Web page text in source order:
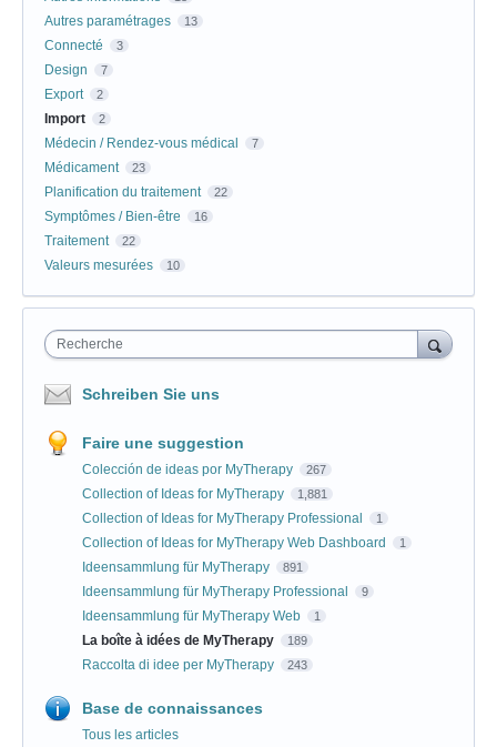
Autres paramétrages 13
Connecté 3
Design 7
Export 2
Import 2
Médecin / Rendez-vous médical 7
Médicament 23
Planification du traitement 22
Symptômes / Bien-être 16
Traitement 22
Valeurs mesurées 10
Recherche
Schreiben Sie uns
Faire une suggestion
Colección de ideas por MyTherapy 267
Collection of Ideas for MyTherapy 1,881
Collection of Ideas for MyTherapy Professional 1
Collection of Ideas for MyTherapy Web Dashboard 1
Ideensammlung für MyTherapy 891
Ideensammlung für MyTherapy Professional 9
Ideensammlung für MyTherapy Web 1
La boîte à idées de MyTherapy 189
Raccolta di idee per MyTherapy 243
Base de connaissances
Tous les articles